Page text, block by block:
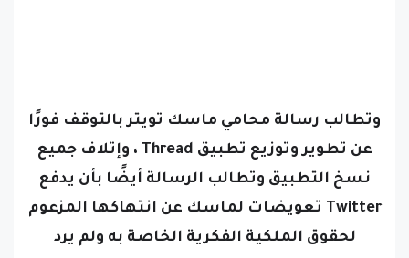
وتطالب رسالة محامي ماسك تويتر بالتوقف فورًا
عن تطوير وتوزيع تطبيق Thread ، وإتلاف جميع
نسخ التطبيق وتطالب الرسالة أيضًا بأن يدفع
Twitter تعويضات لماسك عن انتهاكها المزعوم
لحقوق الملكية الفكرية الخاصة به ولم يرد